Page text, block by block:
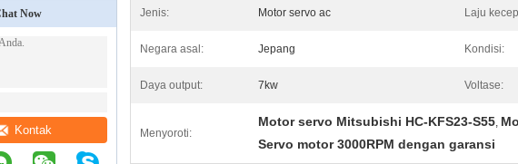
Now
Kontak
Jenis: Motor servo ac Laju
Negara asal: Jepang Kondisi:
Daya output: 7kw Voltase:
Menyoroti:
Motor servo Mitsubishi HC-KFS23-S55,
Servo motor 3000RPM dengan garansi